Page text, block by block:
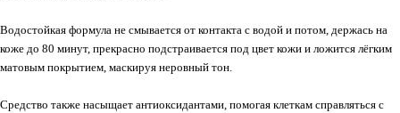
Водостойкая формула не смывается от контакта с водой и потом, держась на
коже до 80 минут, прекрасно подстраивается под цвет кожи и ложится лёгким
матовым покрытием, маскируя неровный тон.
Средство также насыщает антиоксидантами, помогая клеткам справляться с